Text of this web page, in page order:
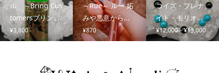
ル ～Bring Cus
tomersブリン...
¥3,800
～Rue～ ルー 妬
みや悪意から...
¥870
コイズ・プレナ
イト・モリオ...
¥12,000–¥13,000価
格